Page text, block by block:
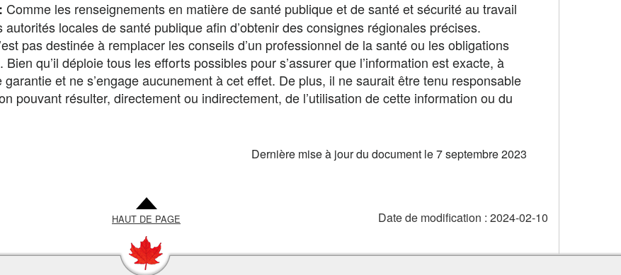
Comme les renseignements en matière de santé publique et de santé et sécurité au travail
locales de santé publique afin d’obtenir des consignes régionales précises.
pas destinée à remplacer les conseils d’un professionnel de la santé ou les obligations
qu’il déploie tous les efforts possibles pour s’assurer que l’information est exacte, à
et ne s’engage aucunement à cet effet. De plus, il ne saurait être tenu responsable
pouvant résulter, directement ou indirectement, de l’utilisation de cette information ou du
Dernière mise à jour du document le 7 septembre 2023
HAUT DE PAGE Date de modification : 2024-02-10